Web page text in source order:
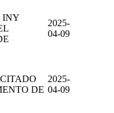
INY
2025-
04-09
DE
2025-
04-09